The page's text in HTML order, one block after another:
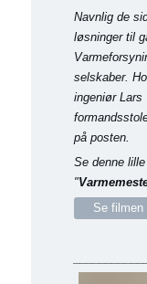
Navnlig de
løsninger til
selskaber.
ingeniør Lars
på posten.
Se denne
"
Se filmen